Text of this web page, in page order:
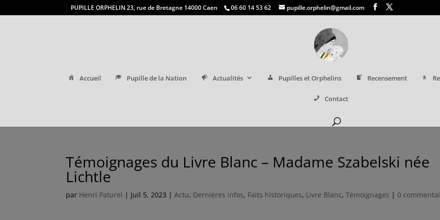
PUPILLE ORPHELIN 23, rue de Bretagne 14000 Caen 06 60 14 53 62 pupille.orphelin@gmail.com
Accueil Pupille de la Nation Actualités Pupilles et Orphelins Recensement
Contact
Témoignages du Livre Blanc – Madame Szabelski née
Lichtle
par Henri Paturel | Juil 5, 2023 |Actu, Dernières infos, Faits historiques, Livre Blanc,Témoignages | 0